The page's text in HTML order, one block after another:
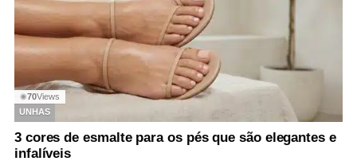
◉70Views
UNHAS
3 cores de esmalte para os pés que são elegantes e
infalíveis